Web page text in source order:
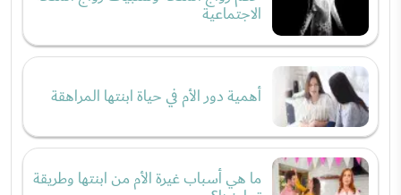
الاجتماعية
أهمية دور الأم في حياة ابنتها المراهقة
ما هي أسباب غيرة الأم من ابنتها وطريقة